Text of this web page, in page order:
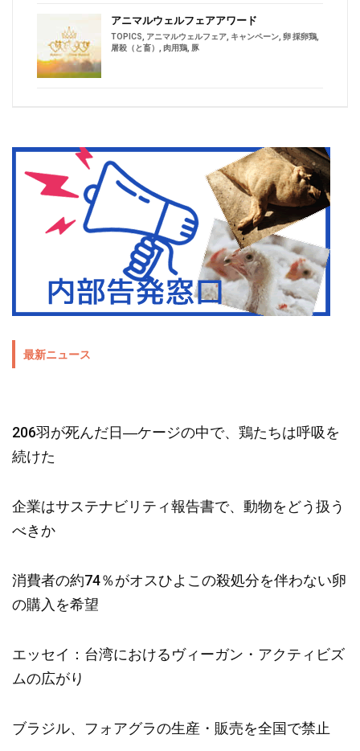
アニマルウェルフェアアワード
TOPICS アニマルウェルフェア キャンペーン 卵 採卵鶏
屠殺（と畜）
肉用鶏 豚
最新ニュース
206羽が死んだ日―ケージの中で、鶏たちは呼吸を
続けた
企業はサステナビリティ報告書で、動物をどう扱う
べきか
消費者の約74％がオスひよこの殺処分を伴わない卵
の購入を希望
エッセイ：台湾におけるヴィーガン・アクティビズ
ムの広がり
ブラジル、フォアグラの生産・販売を全国で禁止